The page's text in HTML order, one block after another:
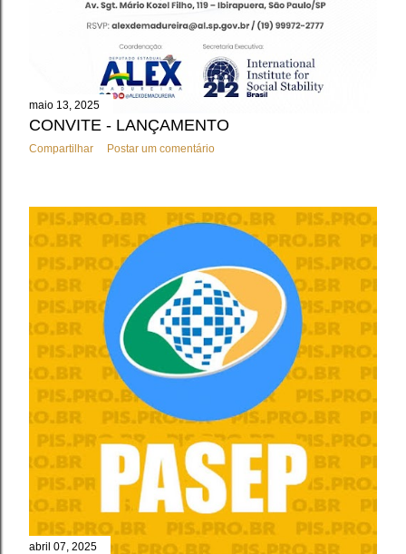
maio 13, 2025
CONVITE - LANÇAMENTO
Compartilhar Postar um comentário
abril 07, 2025